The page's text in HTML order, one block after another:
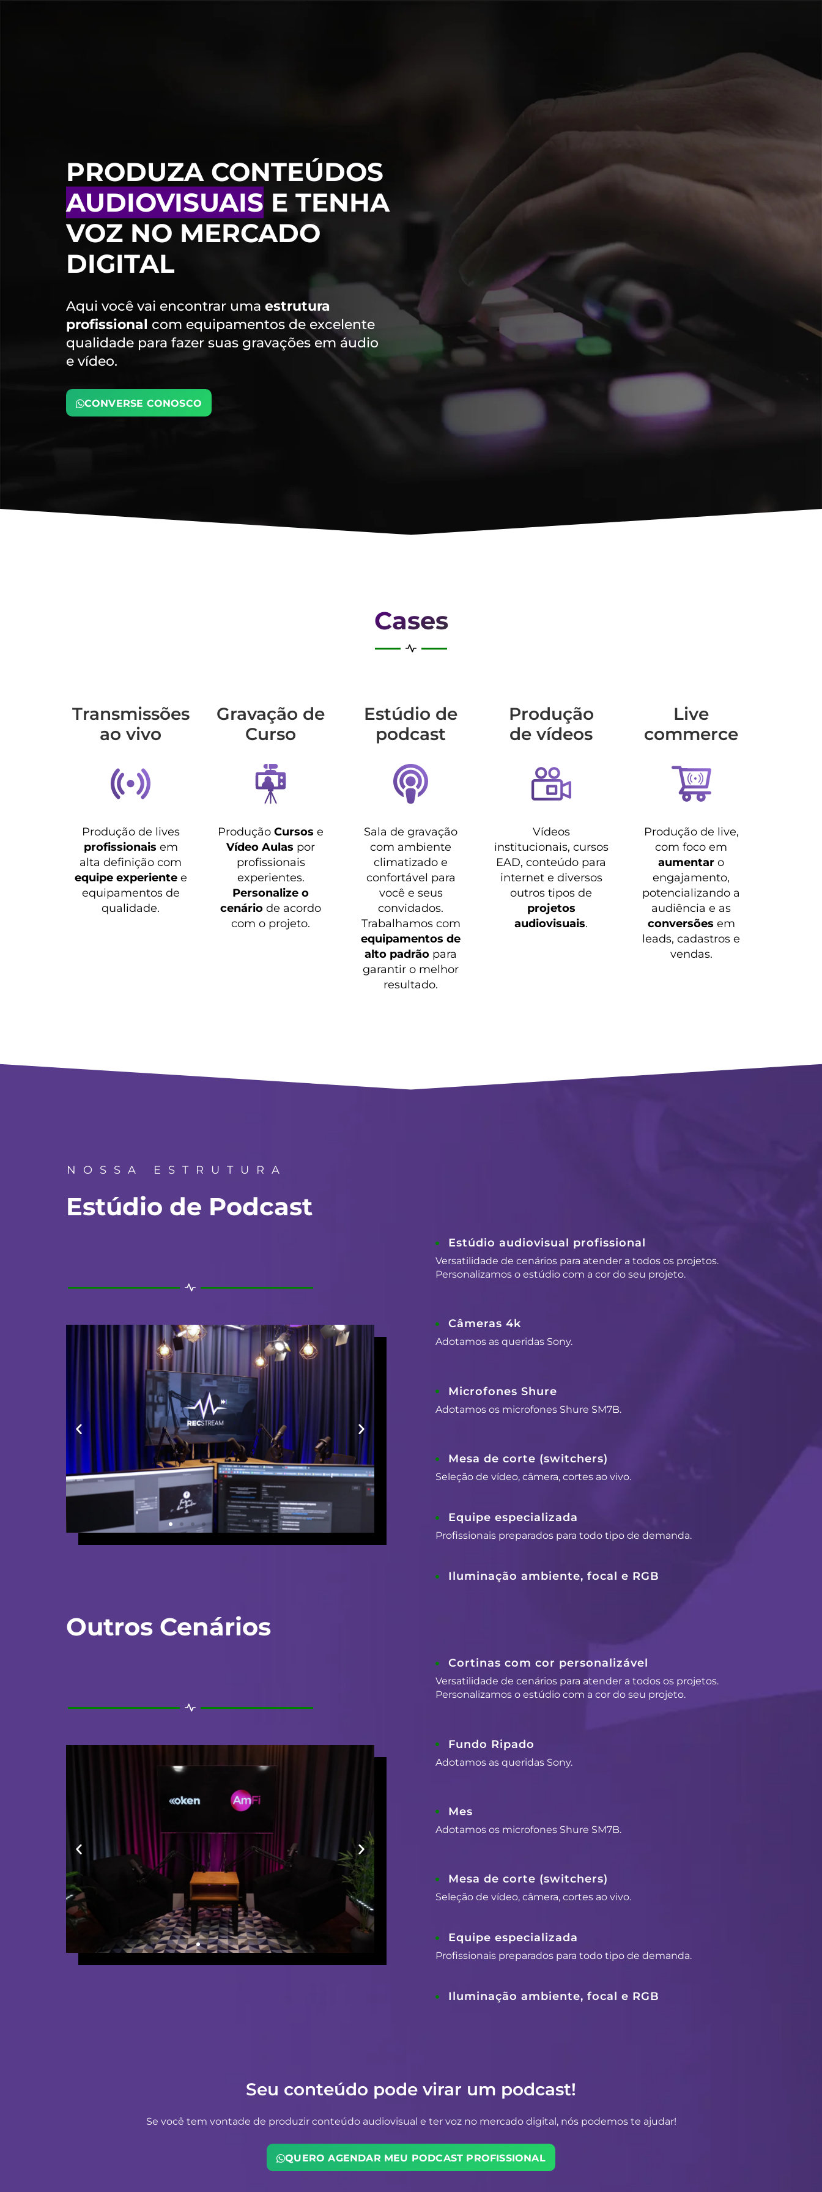
PRODUZA CONTEÚDOS
AUDIOVISUAIS E TENHA
VOZ NO MERCADO
DIGITAL
Aqui você vai encontrar uma estrutura
profissional com equipamentos de excelente
qualidade para fazer suas gravações em áudio
e vídeo.
CONVERSE CONOSCO
Cases
Transmis­sões
ao vivo
Produção de lives
profissionais em
alta definição com
equipe experientee
equipamentos de
qualidade.
Gravação de
Curso
ProduçãoCursos e
Vídeo Aulas por
profissionais
experientes.
Personalize o
cenário de acordo
com o projeto.
Estúdio de
podcast
Sala de gravação
com ambiente
climatizado e
confortável para
você e seus
convidados.
Trabalhamos com
equipamentos de
alto padrão para
garantir o melhor
resultado.
Produção
de vídeos
Vídeos
institucionais, cursos
EAD, conteúdo para
internet e diversos
outros tipos de
projetos
audiovisuais.
Live
commerce
Produção de live,
com foco em
aumentar o
engajamento,
potencializando a
audiência e as
conversões em
leads, cadastros e
vendas.
NOSSA ESTRUTURA
Estúdio de Podcast
Estúdio audiovisual profissional
Versatilidade de cenários para atender a todos os projetos.
Personalizamos o estúdio com a cor do seu projeto.
Câmeras 4k
Adotamos as queridas Sony.
Microfones Shure
Adotamos os microfones Shure SM7B.
Mesa de corte (switchers)
Seleção de vídeo, câmera, cortes ao vivo.
Equipe especializada
Profissionais preparados para todo tipo de demanda.
Iluminação ambiente, focal e RGB
Outros Cenários
Cortinas com cor personalizável
Versatilidade de cenários para atender a todos os projetos.
Personalizamos o estúdio com a cor do seu projeto.
Fundo Ripado
Adotamos as queridas Sony.
Mes
Adotamos os microfones Shure SM7B.
Mesa de corte (switchers)
Seleção de vídeo, câmera, cortes ao vivo.
Equipe especializada
Profissionais preparados para todo tipo de demanda.
Iluminação ambiente, focal e RGB
Seu conteúdo pode virar um podcast!
Se você tem vontade de produzir conteúdo audiovisual e ter voz no mercado digital, nós podemos te ajudar!
QUERO AGENDAR MEU PODCAST PROFISSIONAL